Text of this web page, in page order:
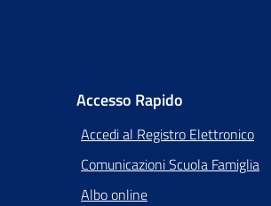
Accesso Rapido
Accedi al Registro Elettronico
Comunicazioni Scuola Famiglia
Albo online